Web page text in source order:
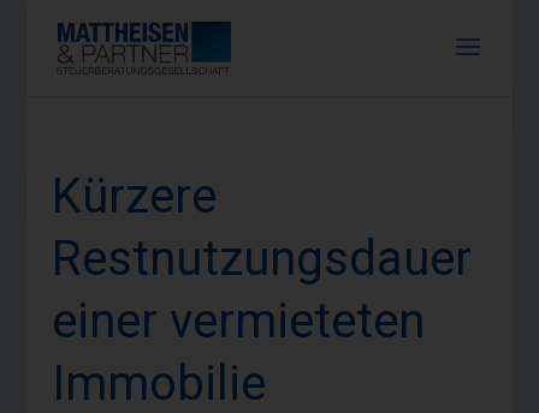
Kürzere
Restnutzungsdauer
einer vermieteten
Immobilie